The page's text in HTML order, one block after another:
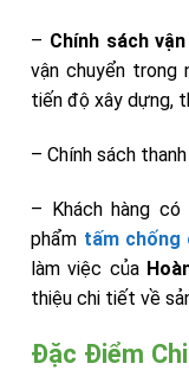
– Chính sách
vận chuyển trong
tiến độ xây dựng,
– Chính sách
– Khách hàng
phẩm tấm chống
làm việc của
thiệu chi tiết về
Đặc Điểm